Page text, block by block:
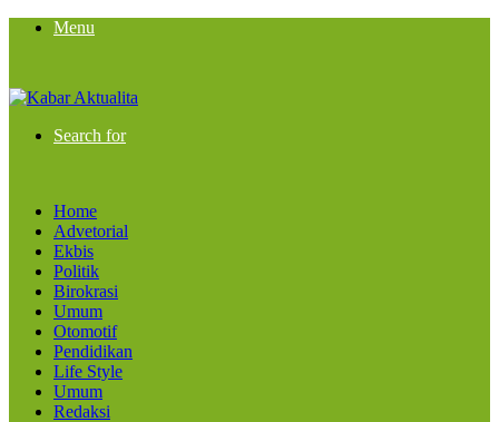
Menu
Search for
Home
Advetorial
Ekbis
Politik
Birokrasi
Umum
Otomotif
Pendidikan
Life Style
Umum
Redaksi